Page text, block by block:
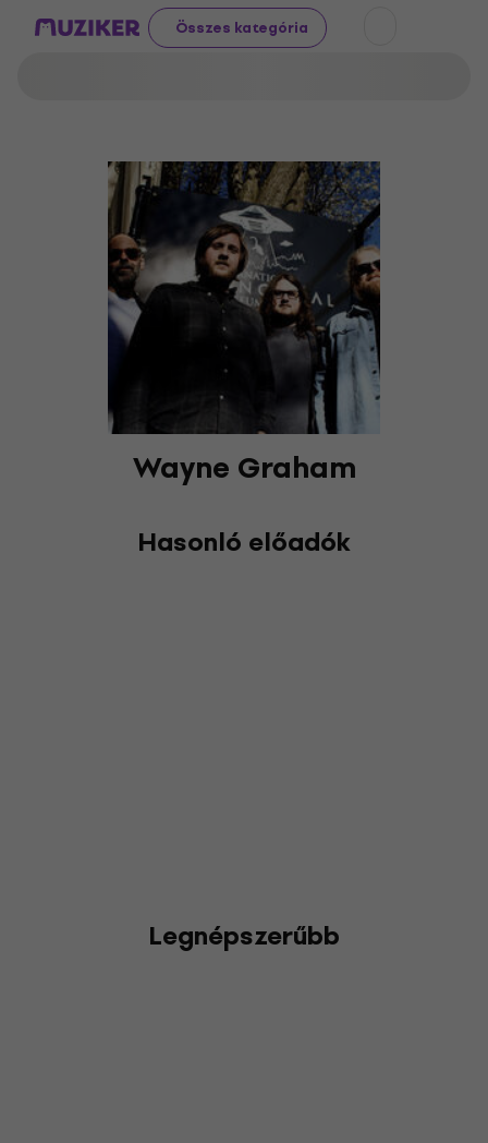
Összes kategória
Wayne Graham
Hasonló előadók
Legnépszerűbb